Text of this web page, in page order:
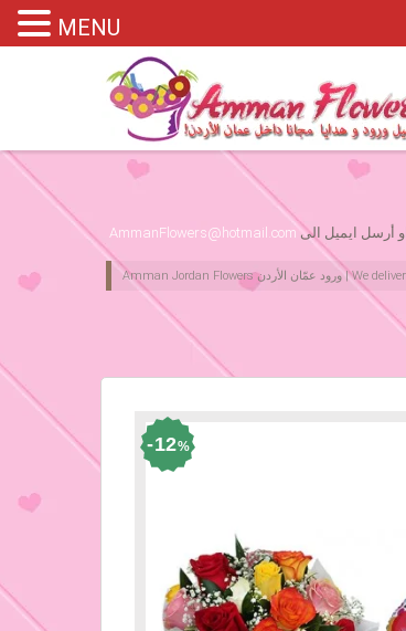
Please assign primary menu in wp-admin->Appearance->Menus
او أرسل ايميل الى AmmanFlowers@hotmail.com
12%
MENU